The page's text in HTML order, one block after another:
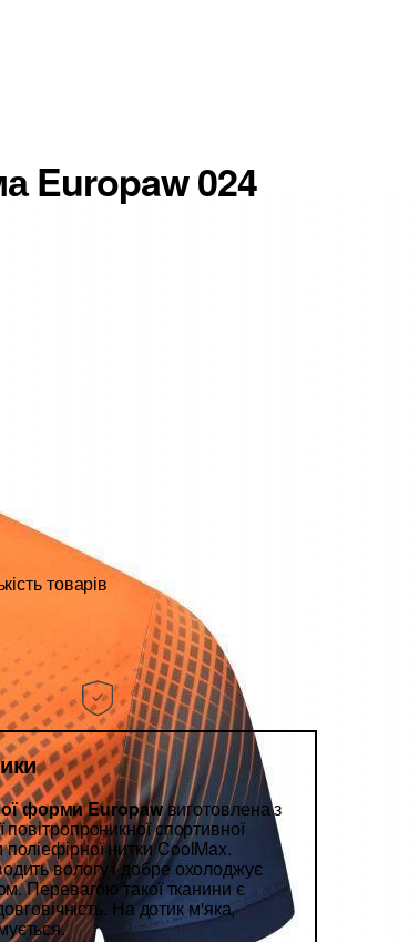
Europaw 024
товарів
форми Europawвиготовлена з
повітропроникної спортивної
нитки CoolMax.
вологу і добре охолоджує
Перевагою такої тканини є
На дотик м'яка,